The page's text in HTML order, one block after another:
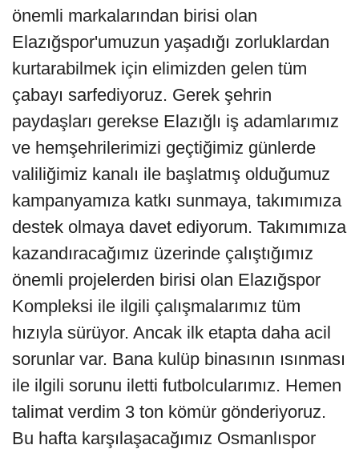
önemli markalarından birisi olan
Elazığspor'umuzun yaşadığı zorluklardan
kurtarabilmek için elimizden gelen tüm
çabayı sarfediyoruz. Gerek şehrin
paydaşları gerekse Elazığlı iş adamlarımız
ve hemşehrilerimizi geçtiğimiz günlerde
valiliğimiz kanalı ile başlatmış olduğumuz
kampanyamıza katkı sunmaya, takımımıza
destek olmaya davet ediyorum. Takımımıza
kazandıracağımız üzerinde çalıştığımız
önemli projelerden birisi olan Elazığspor
Kompleksi ile ilgili çalışmalarımız tüm
hızıyla sürüyor. Ancak ilk etapta daha acil
sorunlar var. Bana kulüp binasının ısınması
ile ilgili sorunu iletti futbolcularımız. Hemen
talimat verdim 3 ton kömür gönderiyoruz.
Bu hafta karşılaşacağımız Osmanlıspor